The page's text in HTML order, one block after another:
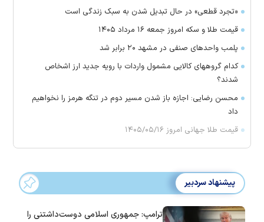
«تجرد قطعی» در حال تبدیل شدن به سبک زندگی است
قیمت طلا و سکه امروز جمعه ۱۶ مرداد ۱۴۰۵
پلمب واحدهای صنفی در مشهد ۲۰ برابر شد
کدام گروههای کالایی مشمول واردات با رویه جدید ارز اشخاص
شدند؟
محسن رضایی: اجازه باز شدن مسیر دوم در تنگه هرمز را نخواهیم
داد
قیمت طلا جهانی امروز ۱۴۰۵/۰۵/۱۶
پیشنهاد سردبیر
ترامپ: جمهوری اسلامی دوست‌داشتنی را